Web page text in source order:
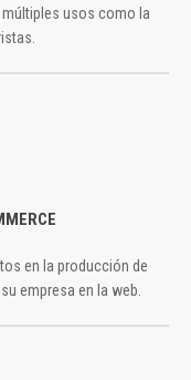
usos como la
en la producción de
empresa en la web.